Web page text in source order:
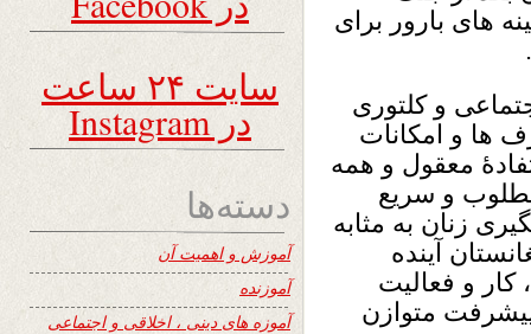
های بارور برای
و کلتوری
ها و امکانات
معقول و همه
و سریع
زنان به مثابه
آینده
کار و فعالیت
متوازن
سایت ۲۴ ساعت
در Instagram
دسته‌ها
آموزش و اهمیت آن
آموزنده
آموزه های دینی ، اخلاقی و اجتماعی